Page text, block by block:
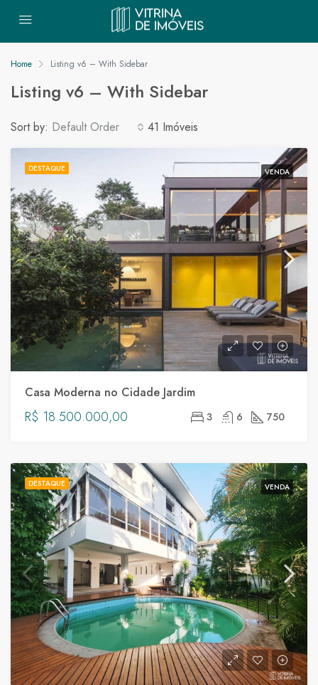
Home Listing v6 – With Sidebar
Listing v6 – With Sidebar
41 Imóveis
Sort by: Default Order
DESTAQUE VENDA
Casa Moderna no Cidade Jardim
R$ 18.500.000,00 3 6 750
DESTAQUE VENDA